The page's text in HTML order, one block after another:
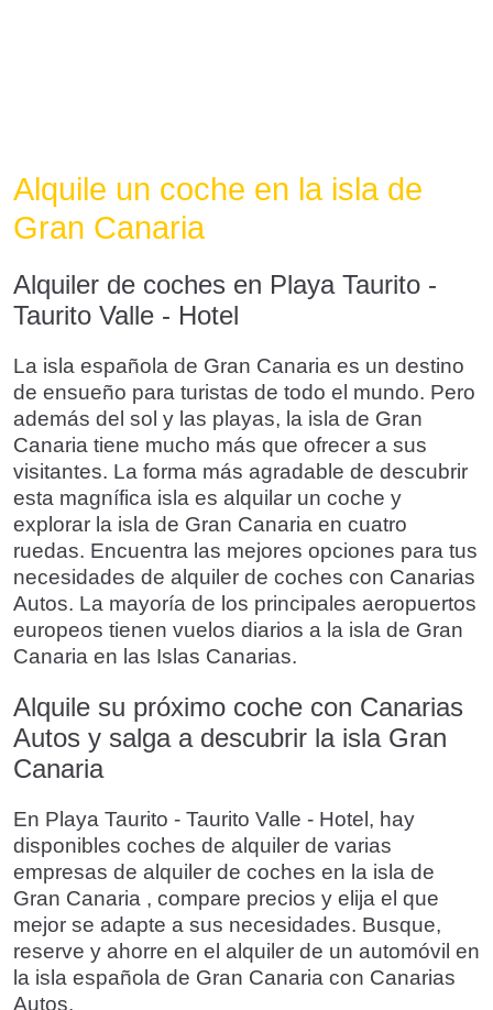
Alquile un coche en la isla de
Gran Canaria
Alquiler de coches en Playa Taurito -
Taurito Valle - Hotel
La isla española de Gran Canaria es un destino
de ensueño para turistas de todo el mundo. Pero
además del sol y las playas, la isla de Gran
Canaria tiene mucho más que ofrecer a sus
visitantes. La forma más agradable de descubrir
esta magnífica isla es alquilar un coche y
explorar la isla de Gran Canaria en cuatro
ruedas. Encuentra las mejores opciones para tus
necesidades de alquiler de coches con Canarias
Autos. La mayoría de los principales aeropuertos
europeos tienen vuelos diarios a la isla de Gran
Canaria en las Islas Canarias.
Alquile su próximo coche con Canarias
Autos y salga a descubrir la isla Gran
Canaria
En Playa Taurito - Taurito Valle - Hotel, hay
disponibles coches de alquiler de varias
empresas de alquiler de coches en la isla de
Gran Canaria , compare precios y elija el que
mejor se adapte a sus necesidades. Busque,
reserve y ahorre en el alquiler de un automóvil en
la isla española de Gran Canaria con Canarias
Autos.